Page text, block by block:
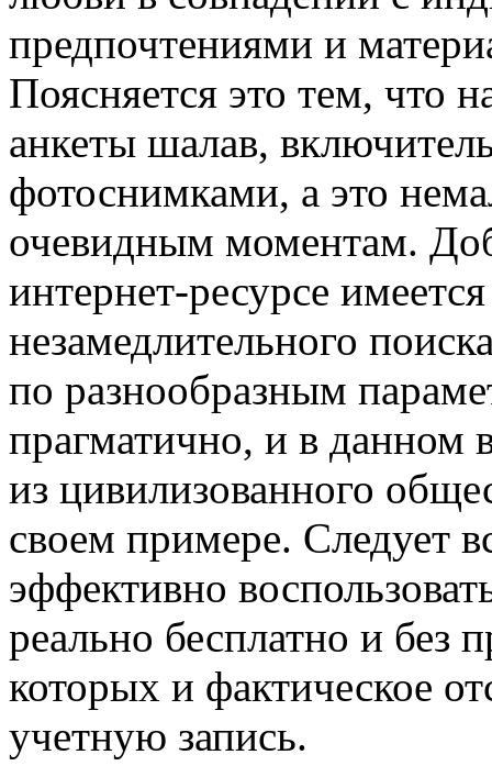
предпочтениями и
Поясняется это тем, что
анкеты шалав,
фотоснимками, а это
очевидным моментам.
интернет-ресурсе
незамедлительного
по разнообразным
прагматично, и в данном
из цивилизованного
своем примере. Следует
эффективно
реально бесплатно и без
которых и фактическое
учетную запись.